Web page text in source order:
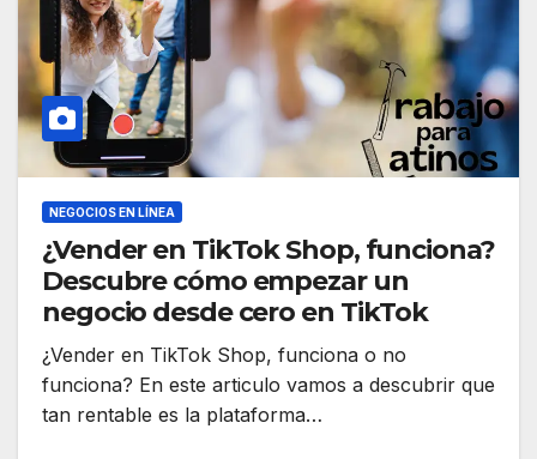
NEGOCIOS EN LÍNEA
¿Vender en TikTok Shop, funciona?
Descubre cómo empezar un
negocio desde cero en TikTok
¿Vender en TikTok Shop, funciona o no
funciona? En este articulo vamos a descubrir que
tan rentable es la plataforma…